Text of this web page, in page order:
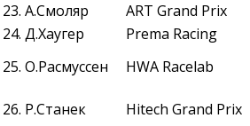
23. А.Смоляр
ART Grand Prix
24. Д.Хаугер
Prema Racing
25. О.Расмуссен
HWA Racelab
26. Р.Станек Hitech Grand Prix